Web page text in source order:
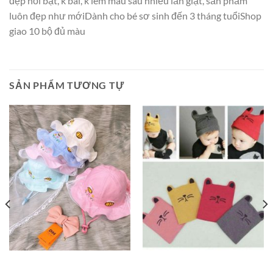
luôn đẹp như mớiDành cho bé sơ sinh đến 3 tháng tuổiShop
giao 10 bộ đủ màu
SẢN PHẨM TƯƠNG TỰ